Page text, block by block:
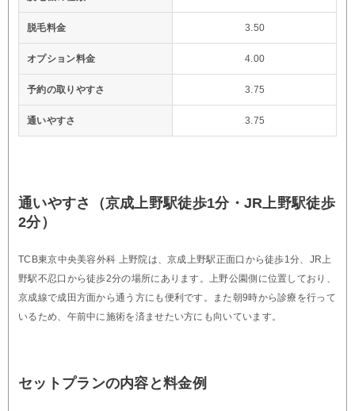
脱毛料金 3.50
オプション料金 4.00
予約の取りやすさ 3.75
通いやすさ 3.75
通いやすさ（京成上野駅徒歩1分・JR上野駅徒歩
2分）
TCB東京中央美容外科 上野院は、京成上野駅正面口から徒歩1分、JR上
野駅不忍口から徒歩2分の場所にあります。上野公園側に位置しており、
京成線で成田方面から通う方にも便利です。また朝9時から診療を行って
いるため、午前中に施術を済ませたい方にも向いています。
セットプランの内容と料金例